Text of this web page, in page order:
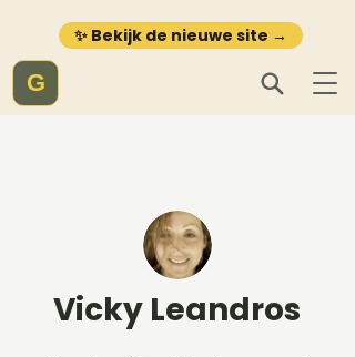
✨ Bekijk de nieuwe site →
G
Vicky Leandros